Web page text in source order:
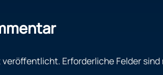
veröffentlicht. Erforderliche Felder